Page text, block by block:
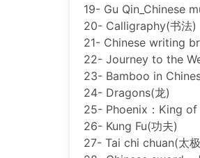
19- Gu Qin_Chinese
20- Calligraphy(书法)
21- Chinese writing
22- Journey to the
23- Bamboo in
24- Dragons(龙)
25- Phoenix：King of
26- Kung Fu(功夫)
27- Tai chi chuan(太